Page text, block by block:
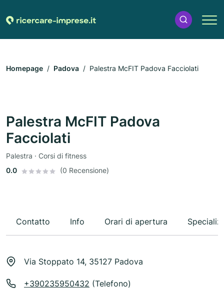
Homepage Padova Palestra McFIT Padova Facciolati
Palestra McFIT Padova
Facciolati
Palestra · Corsi di fitness
0.0
(0 Recensione)
Contatto Info Orari di apertura
Via Stoppato 14, 35127 Padova
+390235950432 (Telefono)